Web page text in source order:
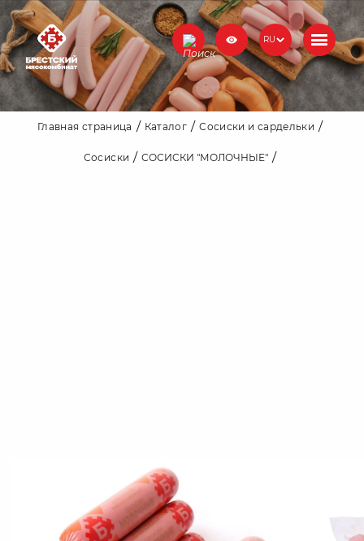
RU
Главная страница Каталог Сосиски и сардельки
Сосиски СОСИСКИ "МОЛОЧНЫЕ"